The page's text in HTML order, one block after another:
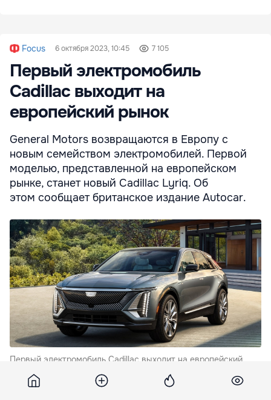
Focus 6 октября 2023, 10:45 7 105
Первый электромобиль
Cadillac выходит на
европейский рынок
General Motors возвращаются в Европу с
новым семейством электромобилей. Первой
моделью, представленной на европейском
рынке, станет новый Cadillac Lyriq. Об
этом сообщает британское издание Autocar.
Первый электромобиль Cadillac выходит на европейский